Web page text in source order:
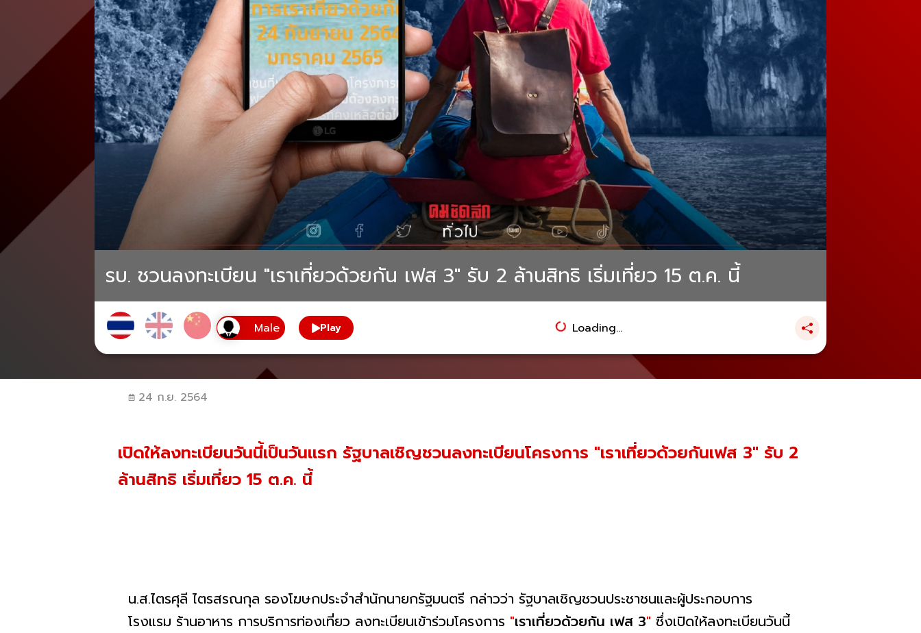
รบ. ชวนลงทะเบียน "เราเที่ยวด้วยกัน เฟส 3" รับ 2 ล้านสิทธิ เริ่มเที่ยว 15 ต.ค. นี้
Play Loading...
24 ก.ย. 2564
เปิดให้ลงทะเบียนวันนี้เป็นวันแรก รัฐบาลเชิญชวนลงทะเบียนโครงการ "เราเที่ยวด้วยกันเฟส 3" รับ 2
ล้านสิทธิ เริ่มเที่ยว 15 ต.ค. นี้
น.ส.ไตรศุลี ไตรสรณกุล รองโฆษกประจําสํานักนายกรัฐมนตรี กล่าวว่า รัฐบาลเชิญชวนประชาชนและผู้ประกอบการ
โรงแรม ร้านอาหาร การบริการท่องเที่ยว ลงทะเบียนเข้าร่วมโครงการ "เราเที่ยวด้วยกัน เฟส 3" ซึ่งเปิดให้ลงทะเบียนวันนี้